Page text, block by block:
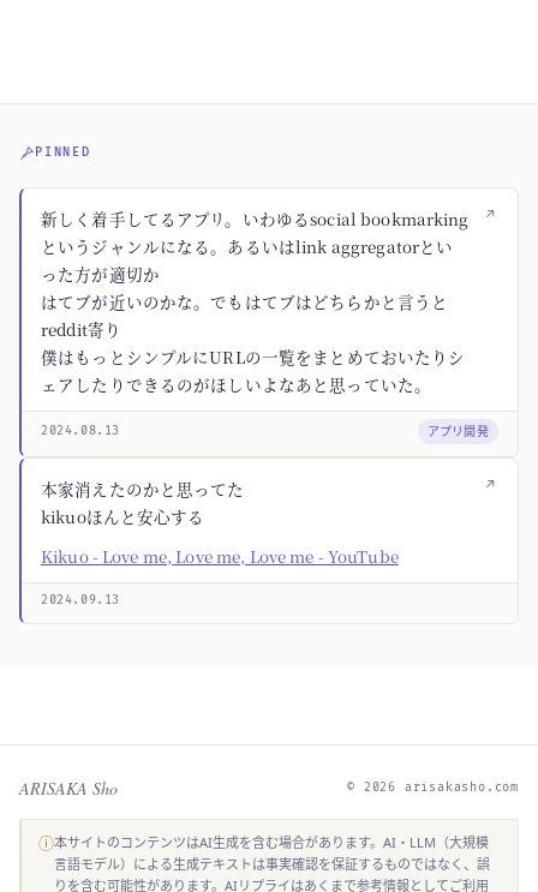
PINNED
↗
新しく着手してるアプリ。いわゆるsocial bookmarking
というジャンルになる。あるいはlink aggregatorとい
った方が適切か
はてブが近いのかな。でもはてブはどちらかと言うと
reddit寄り
僕はもっとシンプルにURLの一覧をまとめておいたりシ
ェアしたりできるのがほしいよなあと思っていた。
2024.08.13 アプリ開発
↗
本家消えたのかと思ってた
kikuoほんと安心する
Kikuo - Love me, Love me, Love me - YouTube
2024.09.13
ARISAKA Sho © 2026 arisakasho.com
ⓘ本サイトのコンテンツはAI生成を含む場合があります。AI・LLM（大規模
言語モデル）による生成テキストは事実確認を保証するものではなく、誤
りを含む可能性があります。AIリプライはあくまで参考情報としてご利用